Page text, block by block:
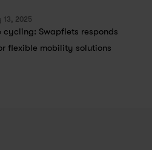
13, 2025
cycling: Swapfiets responds
flexible mobility solutions